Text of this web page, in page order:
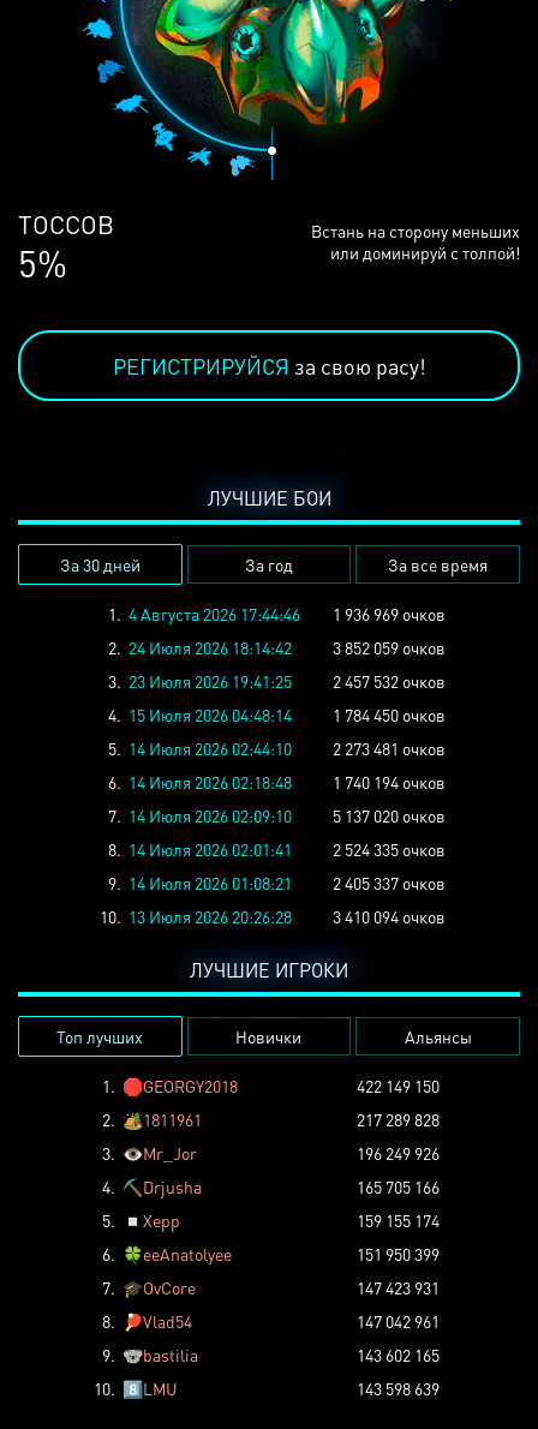
ЛЮДЕЙ
68%
Встань на сторону меньших
или доминируй с толпой!
РЕГИСТРИРУЙСЯ за свою расу!
ЛУЧШИЕ БОИ
За 30 дней За год За все время
1. 4 Августа 2026 17:44:46
1 936 969 очков
2. 24 Июля 2026 18:14:42
3 852 059 очков
3. 23 Июля 2026 19:41:25
2 457 532 очков
4. 15 Июля 2026 04:48:14
1 784 450 очков
5. 14 Июля 2026 02:44:10
2 273 481 очков
6. 14 Июля 2026 02:18:48
1 740 194 очков
7. 14 Июля 2026 02:09:10
5 137 020 очков
8. 14 Июля 2026 02:01:41
2 524 335 очков
9. 14 Июля 2026 01:08:21
2 405 337 очков
10. 13 Июля 2026 20:26:28 3 410 094 очков
ЛУЧШИЕ ИГРОКИ
Топ лучших Новички Альянсы
1. 🛑GEORGY2018
422 149 150
2. 🏕️1811961
217 289 828
3. 👁️Mr_Jor
196 249 926
4. ⛏️ Drjusha
165 705 166
5.
◽ Xepp
159 155 174
6. 🍀eeAnatolyee
151 950 399
7. 🎓OvCore
147 423 931
8.
🏓Vlad54
147 042 961
9. 🐨bastilia
143 602 165
10. 8️⃣LMU 143 598 639